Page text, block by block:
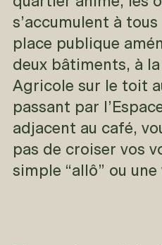
s’accumulent à
place publique
deux bâtiments, à
Agricole sur le toit
passant par
adjacent au café,
pas de croiser vos
simple “allô” ou